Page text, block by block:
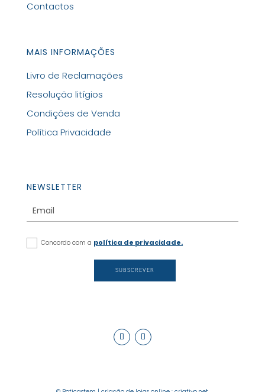
Contactos
MAIS INFORMAÇÕES
Livro de Reclamações
Resolução litígios
Condições de Venda
Política Privacidade
NEWSLETTER
Concordo com a política de privacidade.
SUBSCREVER